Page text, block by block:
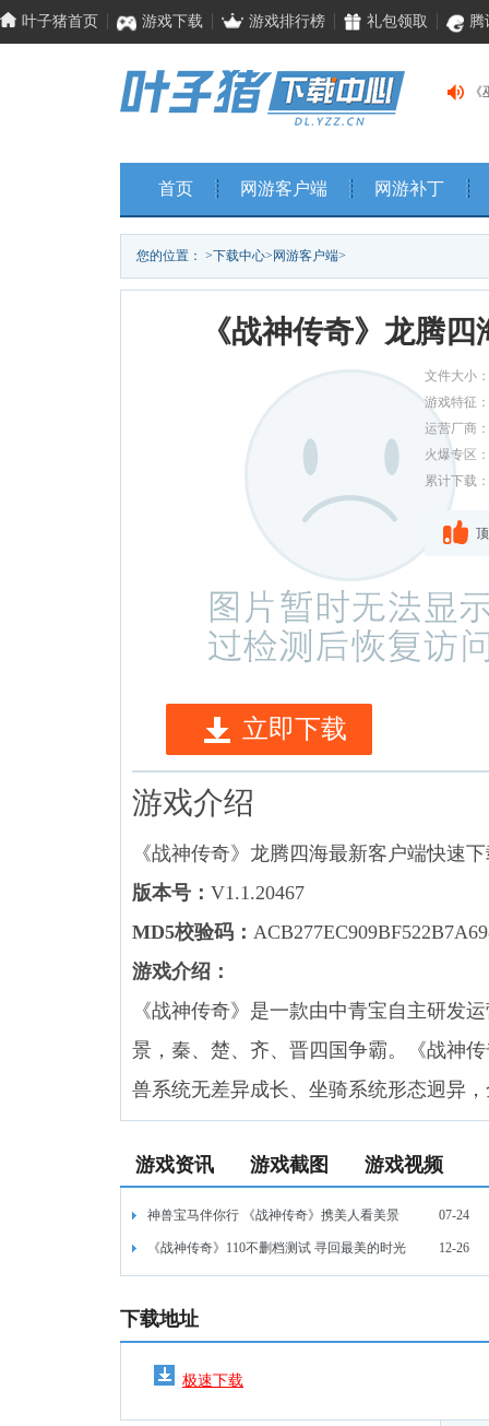
叶子猪首页 游戏下载 游戏排行榜 礼包领取 腾
首页 网游客户端 网游补丁
您的位置： >下载中心> 网游客户端>
《战神传奇》龙腾
立即下载
文件大小
游戏特征
运营厂商
火爆专区
累计下载：
游戏介绍
《战神传奇》龙腾四海最新客户端快速
版本号： V1.1.20467
MD5校验码：
游戏介绍：
《战神传奇》是一款由中青宝自主研发
景，秦、楚、齐、晋四国争霸。《战神
兽系统无差异成长、坐骑系统形态迥异
游戏资讯 游戏截图 游戏视频
07-24
神兽宝马伴你行 《战神传奇》携美人看美景
12-26
《战神传奇》110不删档测试 寻回最美的时光
下载地址
极速下载